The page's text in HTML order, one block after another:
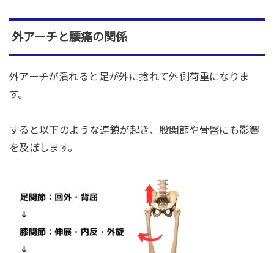
外アーチと腰痛の関係
外アーチが潰れると足が外に捻れて外側荷重になりま
す。
すると以下のような連鎖が起き、股関節や骨盤にも影響
を及ぼします。